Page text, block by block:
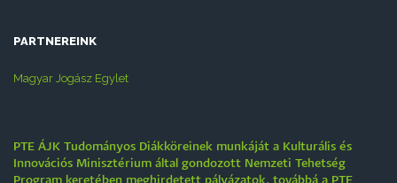
PARTNEREINK
Magyar Jogász Egylet
PTE ÁJK Tudományos Diákköreinek munkáját a Kulturális és
Innovációs Minisztérium által gondozott Nemzeti Tehetség
Program keretében meghirdetett pályázatok, továbbá a PTE